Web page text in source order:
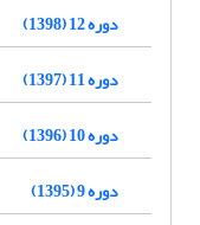
دوره 12 (1398)
دوره 11 (1397)
دوره 10 (1396)
دوره 9 (1395)